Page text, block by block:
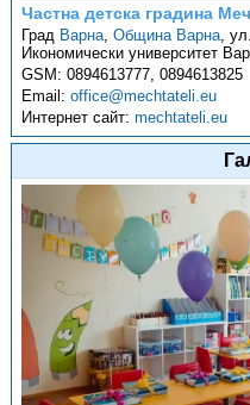
Частна детска градина
Град Варна,Община Варна,
Икономически университет
GSM:0894613777, 0894613825
Email:office@mechtateli.eu
Интернет сайт:mechtateli.eu